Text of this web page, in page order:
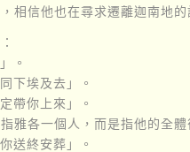
相信他也在尋求遷離迦南地
。
下埃及去」。
帶你上來」。
雅各一個人，而是指他的全體
送終安葬」。